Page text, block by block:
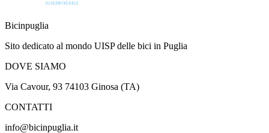
Bicinpuglia
Sito dedicato al mondo UISP delle bici in Puglia
DOVE SIAMO
Via Cavour, 93 74103 Ginosa (TA)
CONTATTI
info@bicinpuglia.it